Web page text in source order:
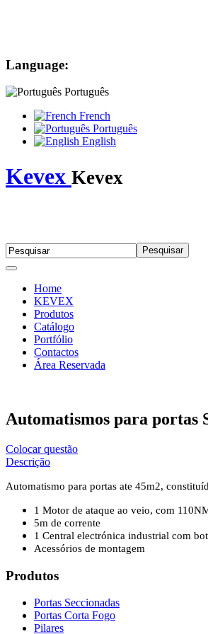
Language:
Português
French
Português
English
Kevex Kevex
Home
KEVEX
Produtos
Catálogo
Portfólio
Contactos
Área Reservada
Automatismos para portas
Colocar questão
Descrição
Automatismo para portas ate 45m2,
1 Motor de ataque ao veio, com
5m de corrente
1 Central electrónica industrial com
Acessórios de montagem
Produtos
Portas Seccionadas
Portas Corta Fogo
Pilares